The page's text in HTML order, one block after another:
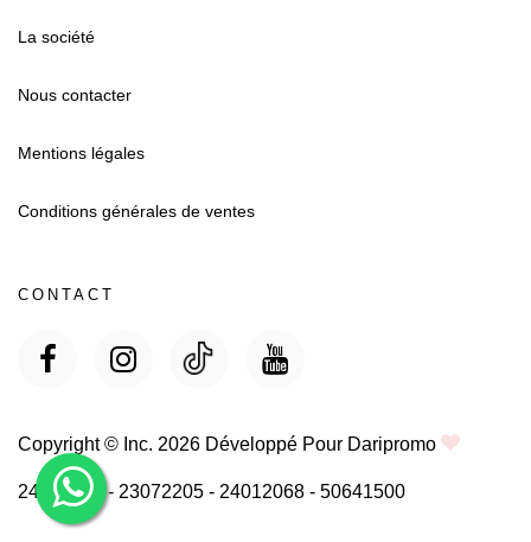
La société
Nous contacter
Mentions légales
Conditions générales de ventes
CONTACT
Copyright © Inc. 2026 Développé Pour Daripromo
24024171 - 23072205 - 24012068 - 50641500